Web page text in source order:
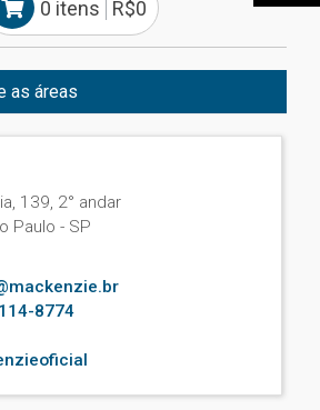
0 itens R$0
as áreas
139, 2° andar
Paulo - SP
8774